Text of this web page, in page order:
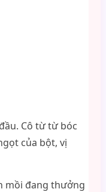
Cô từ từ bóc
của bột, vị
mồi đang thưởng